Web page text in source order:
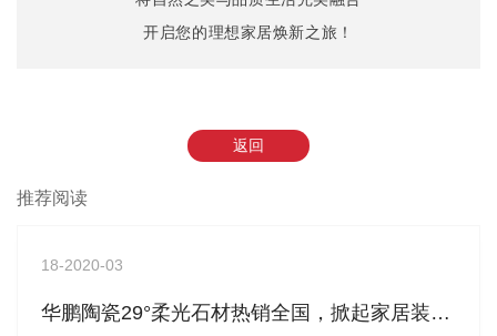
开启您的理想家居焕新之旅！
返回
推荐阅读
18-2020-03
华鹏陶瓷29°柔光石材热销全国，掀起家居装饰新风潮